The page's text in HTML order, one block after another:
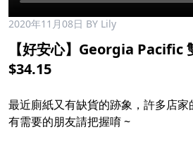
2020年11月08日 BY Lily
【好安心】Georgia Pacific
$34.15
最近廁紙又有缺貨的跡象，許多店家
有需要的朋友請把握唷 ~